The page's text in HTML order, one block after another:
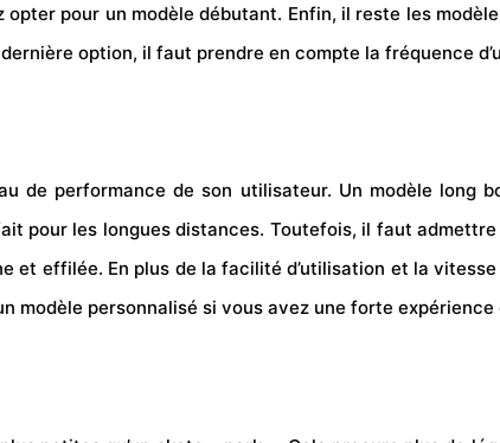
pour un modèle débutant. Enfin, il reste les
option, il faut prendre en compte la fréquence
de performance de son utilisateur. Un modèle long
pour les longues distances. Toutefois, il faut
et effilée. En plus de la facilité d’utilisation et la
modèle personnalisé si vous avez une forte expérience